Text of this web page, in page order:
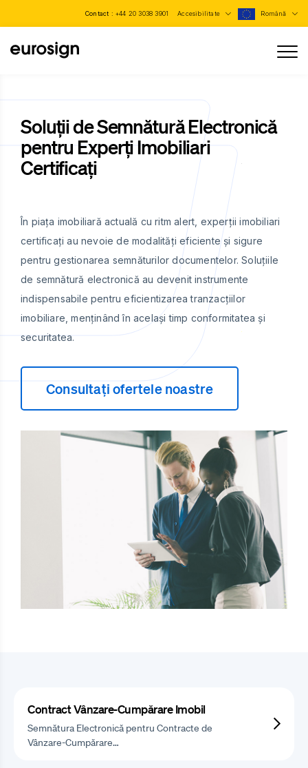
Contact : +44 20 3038 3901 Accesibilitate Română
Soluții de Semnătură Electronică
pentru Experți Imobiliari
Certificați
În piața imobiliară actuală cu ritm alert, experții imobiliari
certificați au nevoie de modalități eficiente și sigure
pentru gestionarea semnăturilor documentelor. Soluțiile
de semnătură electronică au devenit instrumente
indispensabile pentru eficientizarea tranzacțiilor
imobiliare, menținând în același timp conformitatea și
securitatea.
Consultați ofertele noastre
Contract Vânzare-Cumpărare Imobil
Semnătura Electronică pentru Contracte de
Vânzare-Cumpărare…